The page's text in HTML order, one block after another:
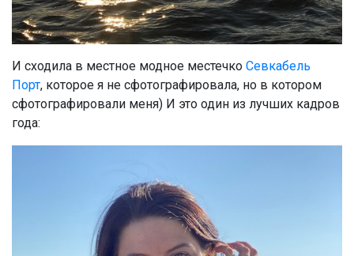
И сходила в местное модное местечко Севкабель
Порт, которое я не сфотографировала, но в котором
сфотографировали меня) И это один из лучших кадров
года: